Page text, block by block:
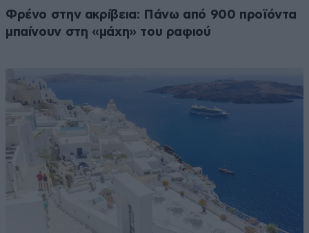
Φρένο στην ακρίβεια: Πάνω από 900 προϊόντα
μπαίνουν στη «μάχη» του ραφιού